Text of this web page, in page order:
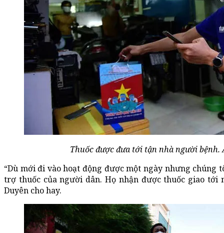
Thuốc được đưa tới tận nhà người
“Dù mới đi vào hoạt động được một ngày nhưng chúng
trợ thuốc của người dân. Họ nhận được thuốc giao tới
Duyên cho hay.